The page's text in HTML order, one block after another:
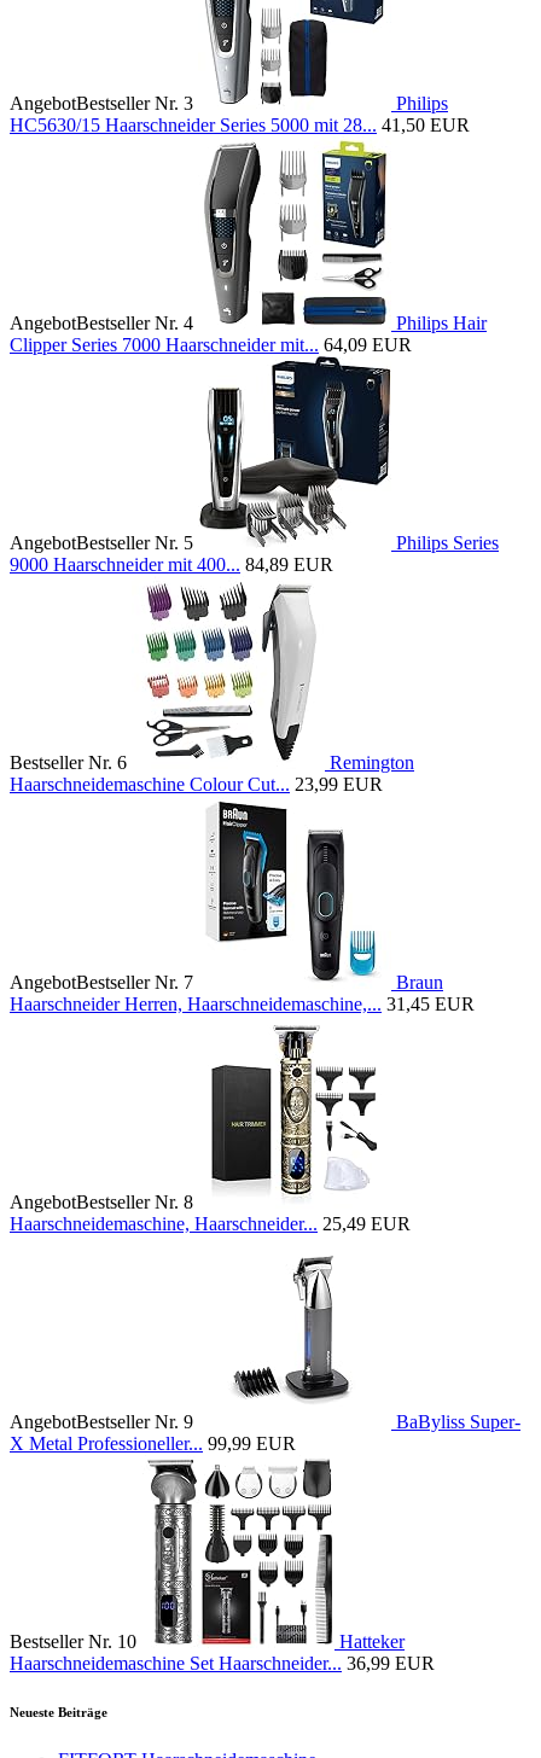
AngebotBestseller Nr. 3
Philips
HC5630/15 Haarschneider Series 5000 mit 28... 41,50 EUR
AngebotBestseller Nr. 4
Philips Hair
Clipper Series 7000 Haarschneider mit... 64,09 EUR
AngebotBestseller Nr. 5
Philips Series
9000 Haarschneider mit 400... 84,89 EUR
Bestseller Nr. 6
Remington
Haarschneidemaschine Colour Cut... 23,99 EUR
AngebotBestseller Nr. 7
Braun
Haarschneider Herren, Haarschneidemaschine,... 31,45 EUR
AngebotBestseller Nr. 8
Haarschneidemaschine, Haarschneider... 25,49 EUR
AngebotBestseller Nr. 9
BaByliss Super-
X Metal Professioneller... 99,99 EUR
Bestseller Nr. 10
Hatteker
Haarschneidemaschine Set Haarschneider... 36,99 EUR
Neueste Beiträge